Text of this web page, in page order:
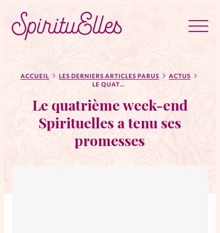
Tous les articles
Actus
Actus au féminin
Bible
ACCUEIL LES DERNIERS ARTICLES PARUS
ACTUS
LE QUATRIÈME WEEK-END SPIRITUELLES A TENU SES PROMESSES
Le quatrième week-end
Spirituelles a tenu ses
promesses